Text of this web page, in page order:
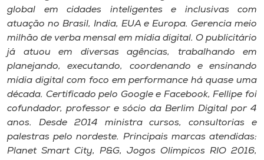
global em cidades inteligentes e inclusivas com
atuação no Brasil, India, EUA e Europa. Gerencia meio
milhão de verba mensal em mídia digital. O publicitário
já atuou em diversas agências, trabalhando em
planejando, executando, coordenando e ensinando
mídia digital com foco em performance há quase uma
década. Certificado pelo Google e Facebook, Fellipe foi
cofundador, professor e sócio da Berlim Digital por 4
anos. Desde 2014 ministra cursos, consultorias e
palestras pelo nordeste. Principais marcas atendidas:
Planet Smart City, P&G, Jogos Olímpicos RIO 2016,